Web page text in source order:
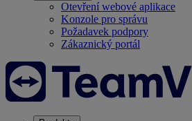
Otevření webové aplikace
Konzole pro správu
Požadavek podpory
Zákaznický portál